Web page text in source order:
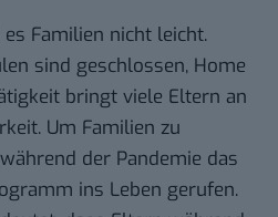
Familien nicht leicht.
sind geschlossen, Home
bringt viele Eltern an
Um Familien zu
der Pandemie das
ins Leben gerufen.